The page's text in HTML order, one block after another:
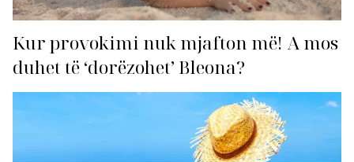
Kur provokimi nuk mjafton më! A mos
duhet të ‘dorëzohet’ Bleona?